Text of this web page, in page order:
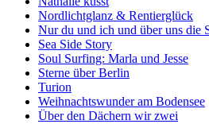
Nordlichtglanz & Rentierglück
Nur du und ich und über uns die
Sea Side Story
Soul Surfing: Marla und Jesse
Sterne über Berlin
Turion
Weihnachtswunder am Bodensee
Über den Dächern wir zwei